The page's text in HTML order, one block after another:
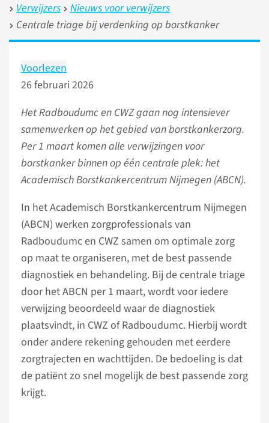
Verwijzers
Nieuws voor verwijzers
Centrale triage bij verdenking op borstkanker
Voorlezen
26 februari 2026
Het Radboudumc en CWZ gaan nog intensiever
samenwerken op het gebied van borstkankerzorg.
Per 1 maart komen alle verwijzingen voor
borstkanker binnen op één centrale plek: het
Academisch Borstkankercentrum Nijmegen (ABCN).
In het Academisch Borstkankercentrum Nijmegen
(ABCN) werken zorgprofessionals van
Radboudumc en CWZ samen om optimale zorg
op maat te organiseren, met de best passende
diagnostiek en behandeling. Bij de centrale triage
door het ABCN per 1 maart, wordt voor iedere
verwijzing beoordeeld waar de diagnostiek
plaatsvindt, in CWZ of Radboudumc. Hierbij wordt
onder andere rekening gehouden met eerdere
zorgtrajecten en wachttijden. De bedoeling is dat
de patiënt zo snel mogelijk de best passende zorg
krijgt.